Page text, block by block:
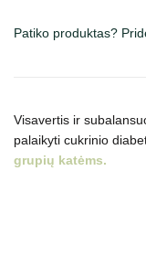
Diabetes
Patiko produktas?
Visavertis ir
palaikyti cukrinio
grupių katėms.